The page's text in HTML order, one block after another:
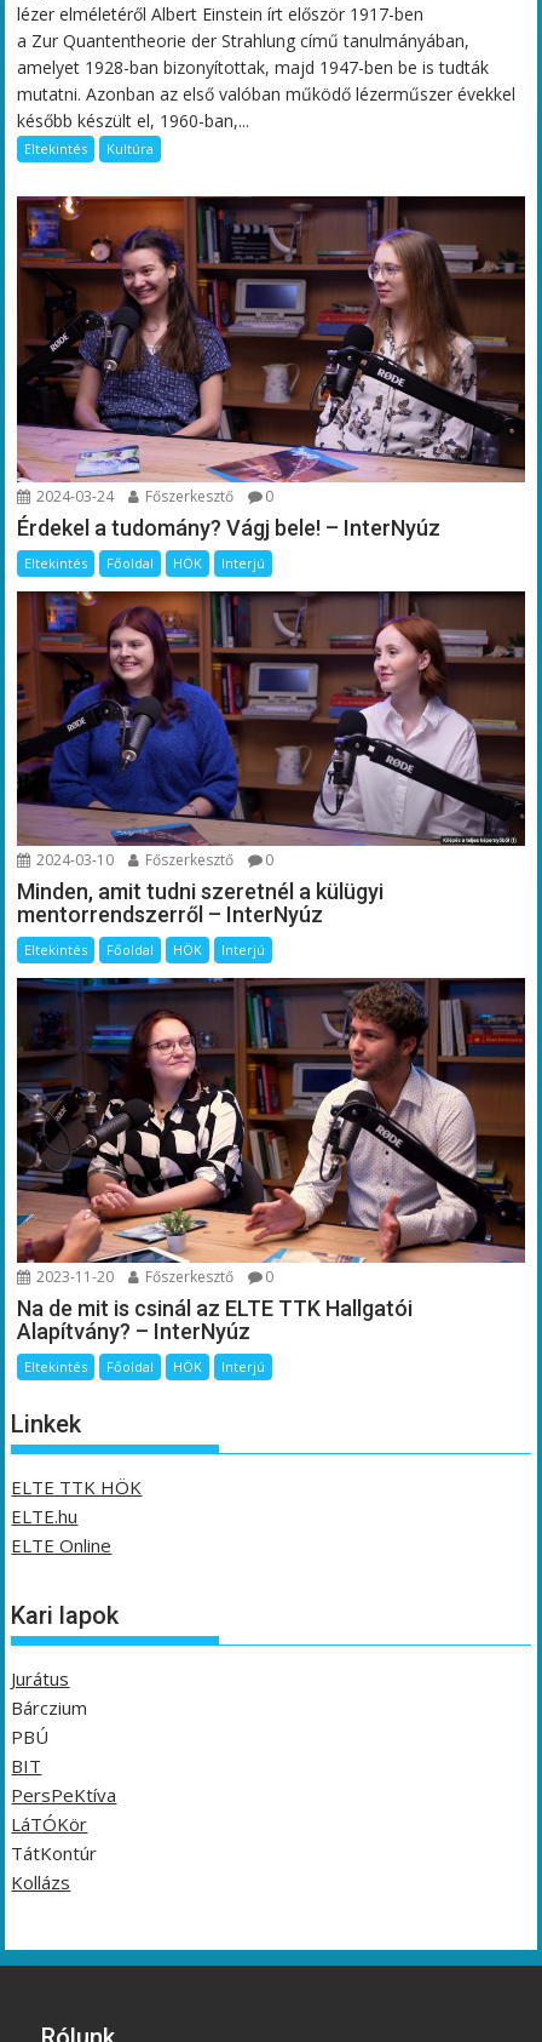
lézer elméletéről Albert Einstein írt először 1917-ben
a Zur Quantentheorie der Strahlung című tanulmányában,
amelyet 1928-ban bizonyítottak, majd 1947-ben be is tudták
mutatni. Azonban az első valóban működő lézerműszer évekkel
később készült el, 1960-ban,...
Eltekintés Kultúra
2024-03-24 Főszerkesztő 0
Érdekel a tudomány? Vágj bele! – InterNyúz
Eltekintés Főoldal HÖK Interjú
2024-03-10 Főszerkesztő 0
Minden, amit tudni szeretnél a külügyi
mentorrendszerről – InterNyúz
Eltekintés Főoldal HÖK Interjú
2023-11-20 Főszerkesztő 0
Na de mit is csinál az ELTE TTK Hallgatói
Alapítvány? – InterNyúz
Eltekintés Főoldal HÖK Interjú
Linkek
ELTE TTK HÖK
ELTE.hu
ELTE Online
Kari lapok
Jurátus
Bárczium
PBÚ
BIT
PersPeKtíva
LáTÓKör
TátKontúr
Kollázs